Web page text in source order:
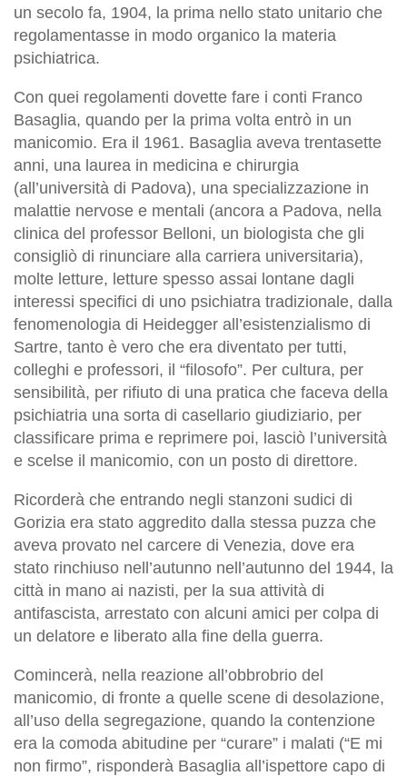
un secolo fa, 1904, la prima nello stato unitario che
regolamentasse in modo organico la materia
psichiatrica.
Con quei regolamenti dovette fare i conti Franco
Basaglia, quando per la prima volta entrò in un
manicomio. Era il 1961. Basaglia aveva trentasette
anni, una laurea in medicina e chirurgia
(all’università di Padova), una specializzazione in
malattie nervose e mentali (ancora a Padova, nella
clinica del professor Belloni, un biologista che gli
consigliò di rinunciare alla carriera universitaria),
molte letture, letture spesso assai lontane dagli
interessi specifici di uno psichiatra tradizionale, dalla
fenomenologia di Heidegger all’esistenzialismo di
Sartre, tanto è vero che era diventato per tutti,
colleghi e professori, il “filosofo”. Per cultura, per
sensibilità, per rifiuto di una pratica che faceva della
psichiatria una sorta di casellario giudiziario, per
classificare prima e reprimere poi, lasciò l’università
e scelse il manicomio, con un posto di direttore.
Ricorderà che entrando negli stanzoni sudici di
Gorizia era stato aggredito dalla stessa puzza che
aveva provato nel carcere di Venezia, dove era
stato rinchiuso nell’autunno nell’autunno del 1944, la
città in mano ai nazisti, per la sua attività di
antifascista, arrestato con alcuni amici per colpa di
un delatore e liberato alla fine della guerra.
Comincerà, nella reazione all’obbrobrio del
manicomio, di fronte a quelle scene di desolazione,
all’uso della segregazione, quando la contenzione
era la comoda abitudine per “curare” i malati (“E mi
non firmo”, risponderà Basaglia all’ispettore capo di